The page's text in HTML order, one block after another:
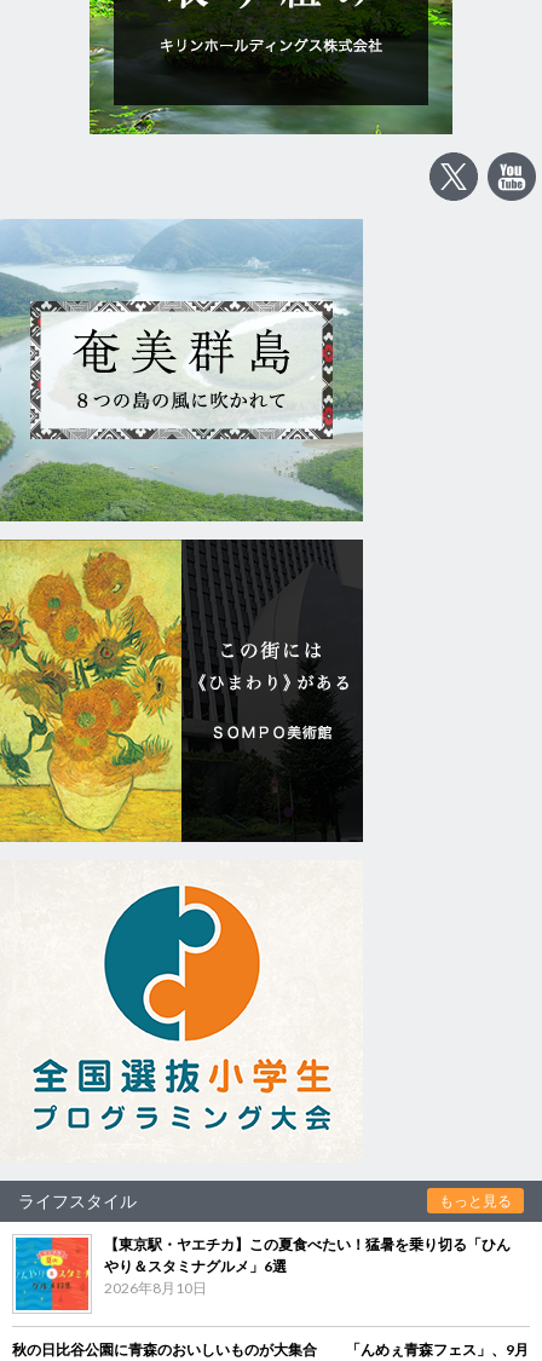
ライフスタイル もっと見る
【東京駅・ヤエチカ】この夏食べたい！猛暑を乗り切る「ひん
やり＆スタミナグルメ」6選
2026年8月10日
秋の日比谷公園に青森のおいしいものが大集合 「んめぇ青森フェス」、9月